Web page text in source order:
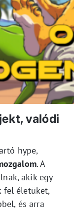
valódi
hype,
. A
akik egy
fel életüket,
és arra